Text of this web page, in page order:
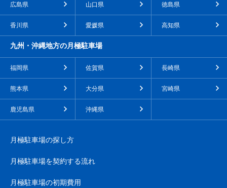
広島県 山口県 徳島県
香川県 愛媛県 高知県
九州・沖縄地方の月極駐車場
福岡県 佐賀県 長崎県
熊本県 大分県 宮崎県
鹿児島県 沖縄県
月極駐車場の探し方
月極駐車場を契約する流れ
月極駐車場の初期費用